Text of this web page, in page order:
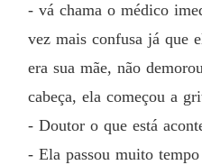
- vá chama o médico
vez mais confusa já que
era sua mãe, não
cabeça, ela começou a
- Doutor o que está
- Ela passou muito